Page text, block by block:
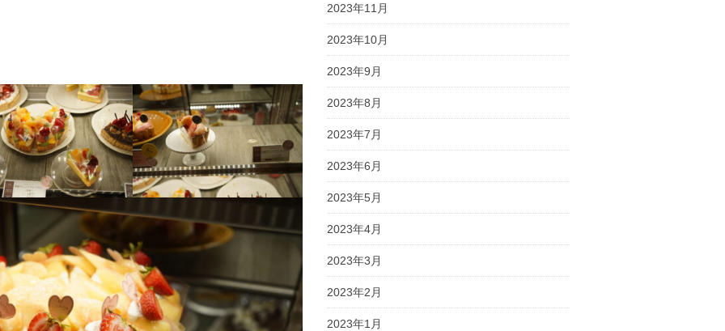
2023年11月
2023年10月
2023年9月
2023年8月
2023年7月
2023年6月
2023年5月
2023年4月
2023年3月
2023年2月
2023年1月